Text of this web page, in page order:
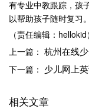
有专业中教跟踪，孩
以帮助孩子随时复习。
（责任编辑：hellokid）
上一篇： 杭州在线
下一篇： 少儿网上
相关文章